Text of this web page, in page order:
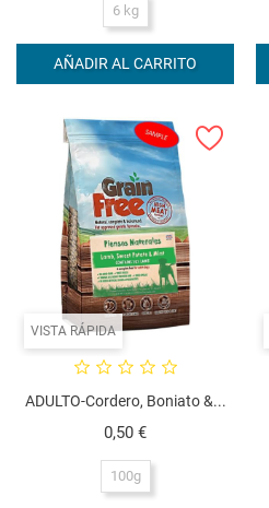
6 kg
AÑADIR AL CARRITO
VISTA RÁPIDA
ADULTO-Cordero, Boniato &...
0,50 €Precio
100g